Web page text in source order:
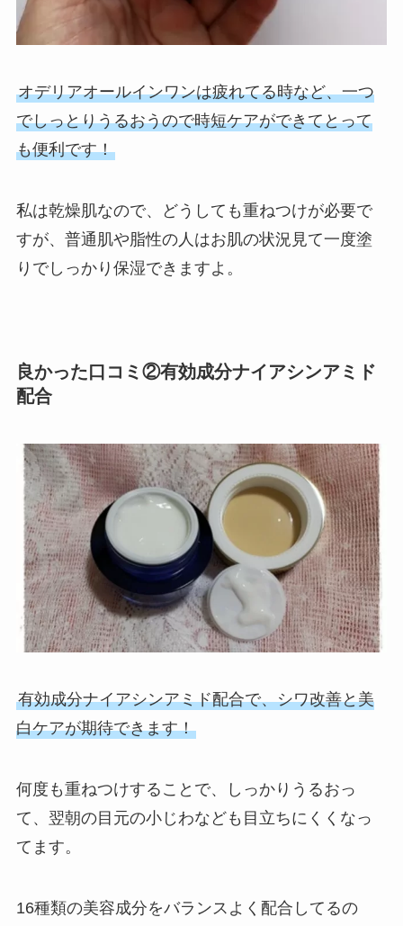
オデリアオールインワンは疲れてる時など、一つ
でしっとりうるおうので時短ケアができてとって
も便利です！
私は乾燥肌なので、どうしても重ねつけが必要で
すが、普通肌や脂性の人はお肌の状況見て一度塗
りでしっかり保湿できますよ。
良かった口コミ②有効成分ナイアシンアミド
配合
有効成分ナイアシンアミド配合で、シワ改善と美
白ケアが期待できます！
何度も重ねつけすることで、しっかりうるおっ
て、翌朝の目元の小じわなども目立ちにくくなっ
てます。
16種類の美容成分をバランスよく配合してるの